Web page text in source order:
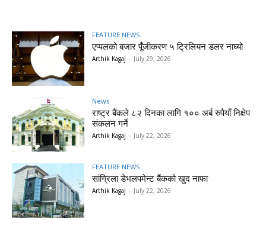
FEATURE NEWS
एप्पलको बजार पूँजीकरण ५ ट्रिलियन डलर नाघ्यो
Arthik Kagaj - July 29, 2026
News
राष्ट्र बैंकले ८२ दिनका लागि १०० अर्ब रुपैयाँ निक्षेप
संकलन गर्ने
Arthik Kagaj - July 22, 2026
FEATURE NEWS
सांग्रिला डेभलपमेन्ट बैंकको खुद नाफा
Arthik Kagaj - July 22, 2026